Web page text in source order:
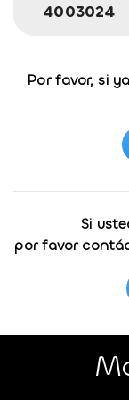
4003024
Por favor, si
Si
por favor